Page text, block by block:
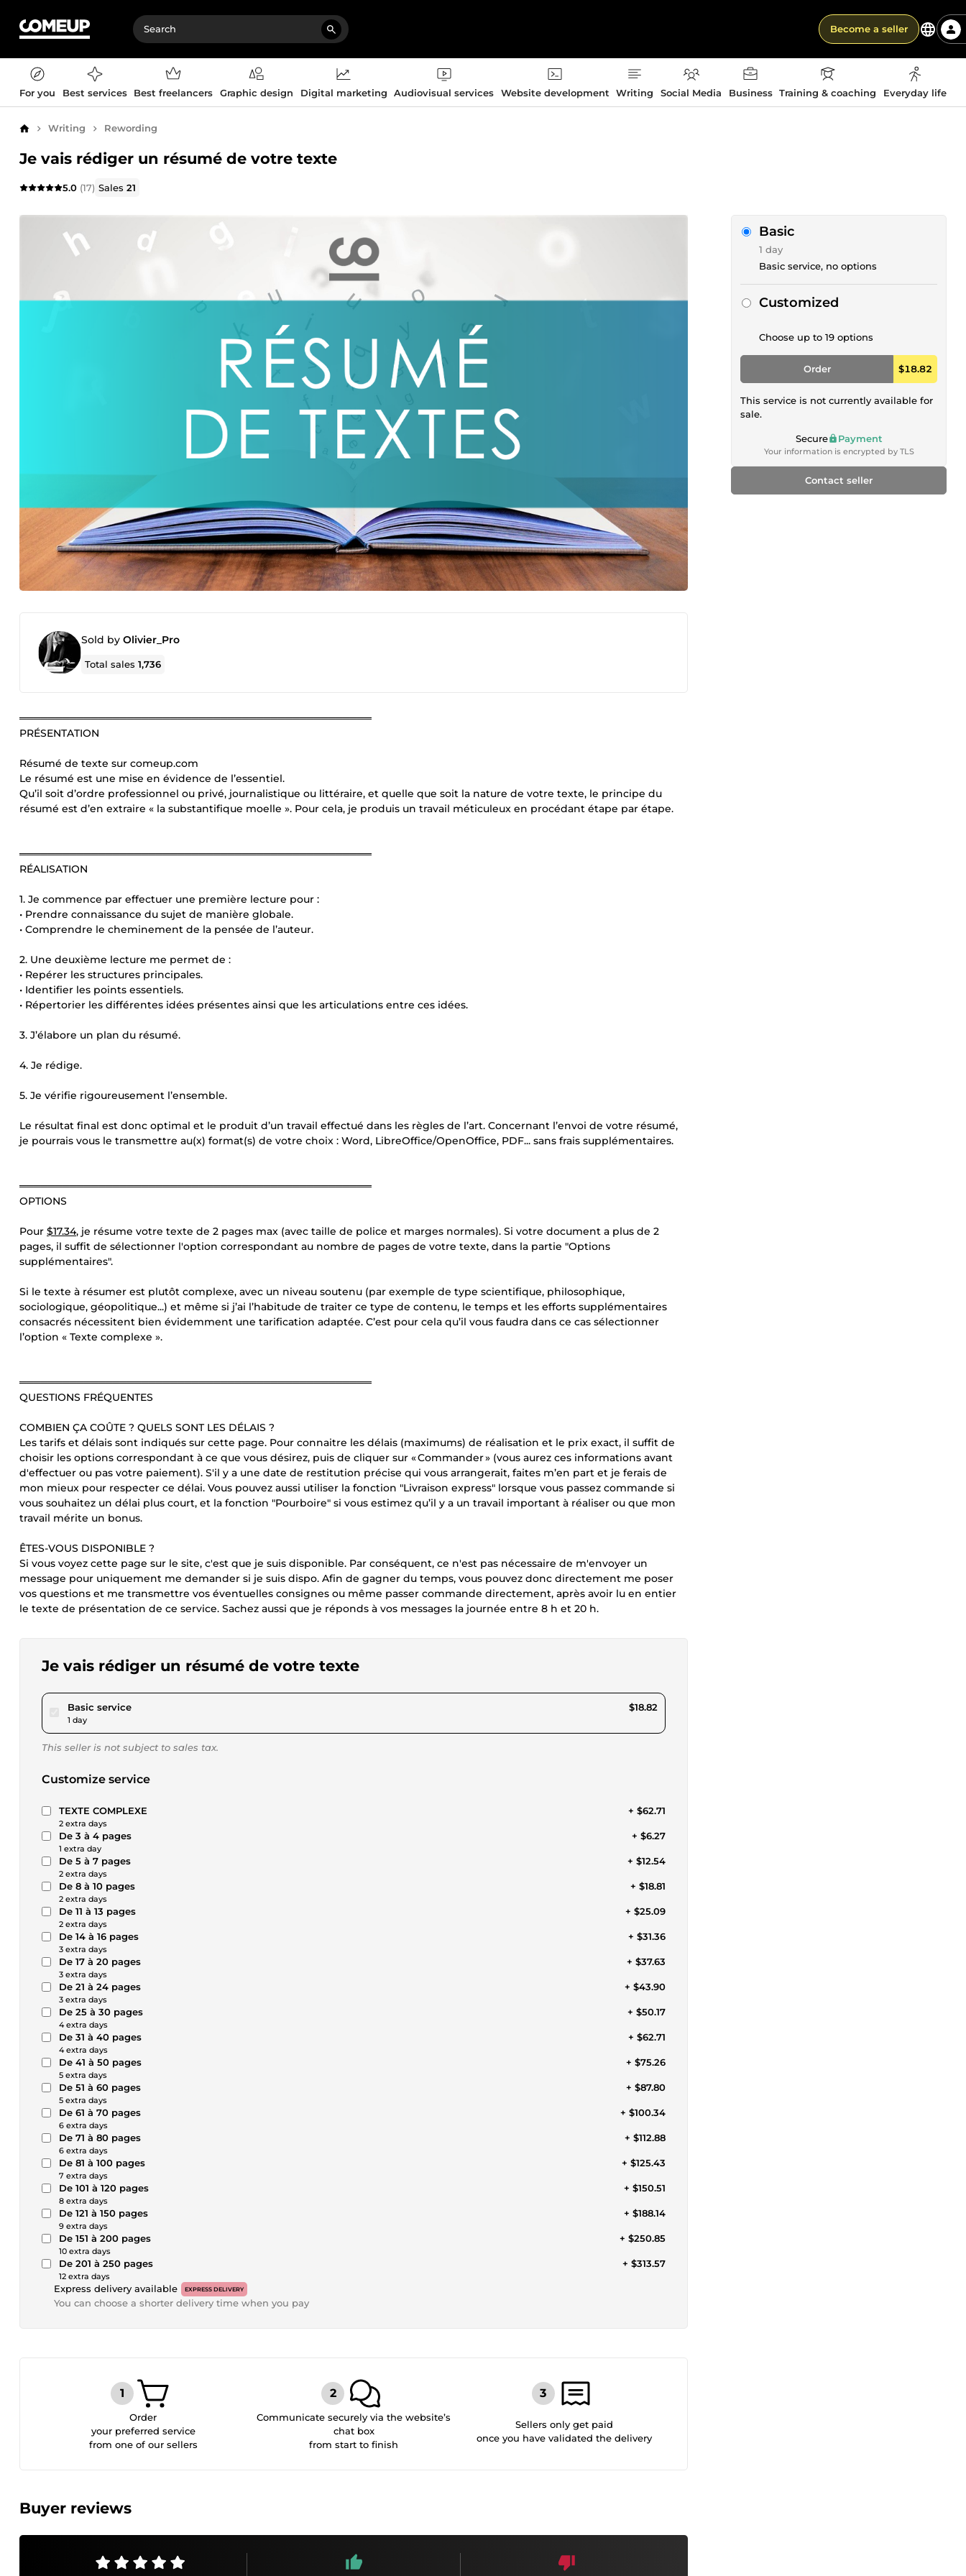
Become a seller
For you Best services Best freelancers Graphic design Digital marketing Audiovisual services Website development Writing Social Media Business Training & coaching Everyday life
Home Writing Rewording
Je vais rédiger un résumé de votre texte
5.0 (17) Sales21
Sold by Olivier_Pro
Total sales1,736
═════════════════════════════════════════════════
PRÉSENTATION
Résumé de texte sur comeup.com
Le résumé est une mise en évidence de l’essentiel.
Qu’il soit d’ordre professionnel ou privé, journalistique ou littéraire, et quelle que soit la nature de votre texte, le principe du
résumé est d’en extraire « la substantifique moelle ». Pour cela, je produis un travail méticuleux en procédant étape par étape.
═════════════════════════════════════════════════
RÉALISATION
1. Je commence par effectuer une première lecture pour :
• Prendre connaissance du sujet de manière globale.
• Comprendre le cheminement de la pensée de l’auteur.
2. Une deuxième lecture me permet de :
• Repérer les structures principales.
• Identifier les points essentiels.
• Répertorier les différentes idées présentes ainsi que les articulations entre ces idées.
3. J’élabore un plan du résumé.
4. Je rédige.
5. Je vérifie rigoureusement l’ensemble.
Le résultat final est donc optimal et le produit d’un travail effectué dans les règles de l’art. Concernant l’envoi de votre résumé,
je pourrais vous le transmettre au(x) format(s) de votre choix : Word, LibreOffice/OpenOffice, PDF... sans frais supplémentaires.
═════════════════════════════════════════════════
OPTIONS
Pour $17.34, je résume votre texte de 2 pages max (avec taille de police et marges normales). Si votre document a plus de 2
pages, il suffit de sélectionner l'option correspondant au nombre de pages de votre texte, dans la partie "Options
supplémentaires".
Si le texte à résumer est plutôt complexe, avec un niveau soutenu (par exemple de type scientifique, philosophique,
sociologique, géopolitique...) et même si j’ai l’habitude de traiter ce type de contenu, le temps et les efforts supplémentaires
consacrés nécessitent bien évidemment une tarification adaptée. C’est pour cela qu’il vous faudra dans ce cas sélectionner
l’option « Texte complexe ».
═════════════════════════════════════════════════
QUESTIONS FRÉQUENTES
COMBIEN ÇA COÛTE ? QUELS SONT LES DÉLAIS ?
Les tarifs et délais sont indiqués sur cette page. Pour connaitre les délais (maximums) de réalisation et le prix exact, il suffit de
choisir les options correspondant à ce que vous désirez, puis de cliquer sur « Commander » (vous aurez ces informations avant
d'effectuer ou pas votre paiement). S'il y a une date de restitution précise qui vous arrangerait, faites m’en part et je ferais de
mon mieux pour respecter ce délai. Vous pouvez aussi utiliser la fonction "Livraison express" lorsque vous passez commande si
vous souhaitez un délai plus court, et la fonction "Pourboire" si vous estimez qu’il y a un travail important à réaliser ou que mon
travail mérite un bonus.
ÊTES-VOUS DISPONIBLE ?
Si vous voyez cette page sur le site, c'est que je suis disponible. Par conséquent, ce n'est pas nécessaire de m'envoyer un
message pour uniquement me demander si je suis dispo. Afin de gagner du temps, vous pouvez donc directement me poser
vos questions et me transmettre vos éventuelles consignes ou même passer commande directement, après avoir lu en entier
le texte de présentation de ce service. Sachez aussi que je réponds à vos messages la journée entre 8 h et 20 h.
Je vais rédiger un résumé de votre texte
Basic servicepour $17.34
1 day
$18.82
This seller is not subject to sales tax.
Customize service
TEXTE COMPLEXE
2 extra days
+ $62.71
De 3 à 4 pages
1 extra day
+ $6.27
De 5 à 7 pages
2 extra days
+ $12.54
De 8 à 10 pages
2 extra days
+ $18.81
De 11 à 13 pages
2 extra days
+ $25.09
De 14 à 16 pages
3 extra days
+ $31.36
De 17 à 20 pages
3 extra days
+ $37.63
De 21 à 24 pages
3 extra days
+ $43.90
De 25 à 30 pages
4 extra days
+ $50.17
De 31 à 40 pages
4 extra days
+ $62.71
De 41 à 50 pages
5 extra days
+ $75.26
De 51 à 60 pages
5 extra days
+ $87.80
De 61 à 70 pages
6 extra days
+ $100.34
De 71 à 80 pages
6 extra days
+ $112.88
De 81 à 100 pages
7 extra days
+ $125.43
De 101 à 120 pages
8 extra days
+ $150.51
De 121 à 150 pages
9 extra days
+ $188.14
De 151 à 200 pages
10 extra days
+ $250.85
De 201 à 250 pages
12 extra days
+ $313.57
Express delivery available EXPRESS DELIVERY
You can choose a shorter delivery time when you pay
Basic
1 day
Basic service, no options
Customized
Choose up to 19 options
Order $18.82
This service is not currently available for
sale.
Secure Payment
Your information is encrypted by TLS
Contact seller
Order
your preferred service
from one of our sellers
Communicate securely via the website’s
chat box
from start to finish
Sellers only get paid
once you have validated the delivery
Buyer reviews